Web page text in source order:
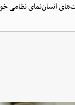
انسان‌نمای نظامی